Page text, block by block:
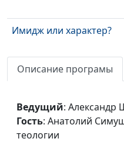
Имидж или характер?
Описание програмы
Ведущий: Александр
Гость: Анатолий
теологии